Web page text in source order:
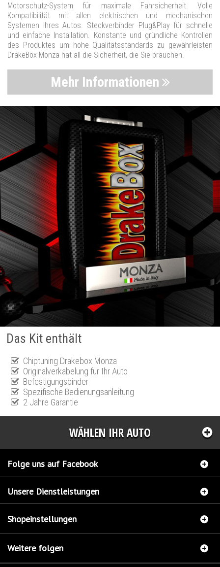
Motorschutz-System für maximale Fahrsicherheit. Volle
Kompatibilität mit allen elektrischen und mechanischen
Systemen Ihres Autos. Steckverbinder Plug&Play für schnelle
und einfache Installation. Konstante und gründliche Kontrollen
des Produktes um hohe Qualitätsstandards zu gewährleisten
DrakeBox Monza hat all die Sicherheit, die Sie brauchen.
Mehr Informationen
Das Kit enthält
Chiptuning Drakebox Monza
Originalverkabelung für Ihr Auto
Befestigungsbinder
Spezifische Bedienungsanleitung
2 Jahre Garantie
WÄHLEN IHR AUTO
Folge uns auf Facebook
Unsere Dienstleistungen
Shopeinstellungen
Weitere folgen